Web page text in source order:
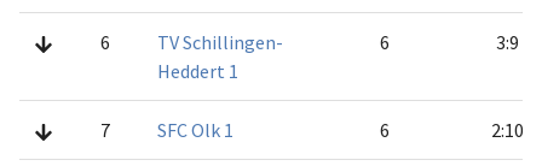
6
TV Schillingen-
Heddert 1
6 3:9
7 SFC Olk 1 6 2:10